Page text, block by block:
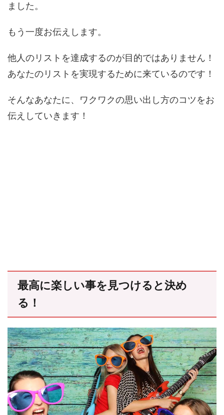
ました。
もう一度お伝えします。
他人のリストを達成するのが目的ではありません！
あなたのリストを実現するために来ているのです！
そんなあなたに、ワクワクの思い出し方のコツをお
伝えしていきます！
最高に楽しい事を見つけると決め
る！